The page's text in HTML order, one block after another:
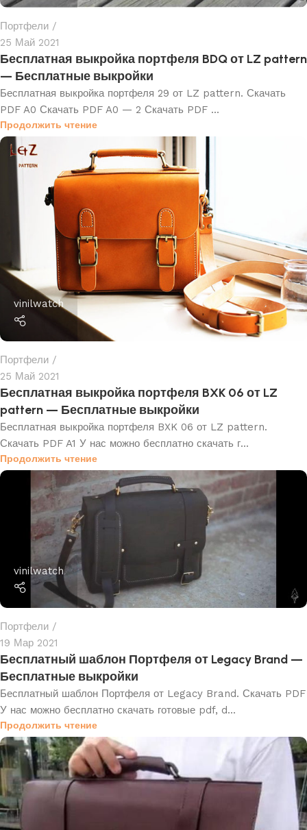
Портфели
25 Май 2021
Бесплатная выкройка портфеля BDQ от LZ pattern
— Бесплатные выкройки
Бесплатная выкройка портфеля 29 от LZ pattern. Скачать
PDF A0 Скачать PDF A0 — 2 Скачать PDF ...
Продолжить чтение
vinilwatch
Портфели
25 Май 2021
Бесплатная выкройка портфеля BXK 06 от LZ
pattern — Бесплатные выкройки
Бесплатная выкройка портфеля BXK 06 от LZ pattern.
Скачать PDF A1 У нас можно бесплатно скачать г...
Продолжить чтение
vinilwatch
Портфели
19 Мар 2021
Бесплатный шаблон Портфеля от Legacy Brand —
Бесплатные выкройки
Бесплатный шаблон Портфеля от Legacy Brand. Скачать PDF
У нас можно бесплатно скачать готовые pdf, d...
Продолжить чтение